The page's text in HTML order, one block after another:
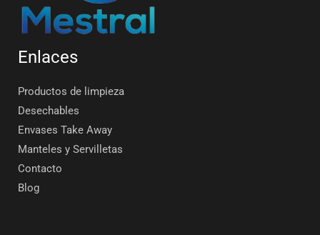
Enlaces
Productos de limpieza
Desechables
Envases Take Away
Manteles y Servilletas
Contacto
Blog